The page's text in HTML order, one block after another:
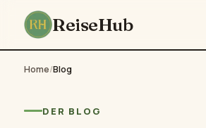
ReiseHub
Home/Blog
DER BLOG